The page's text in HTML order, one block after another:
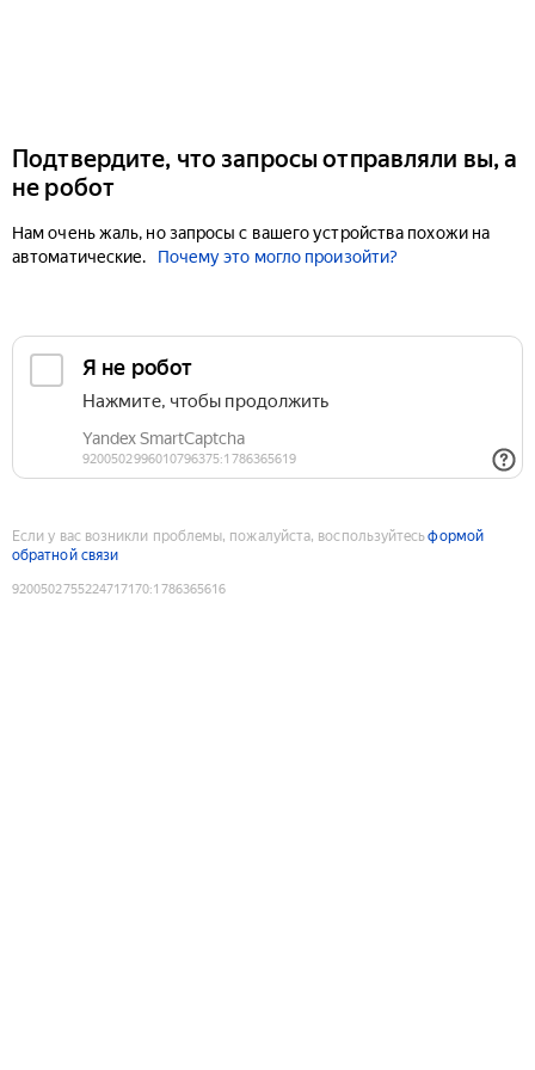
Подтвердите, что запросы отправляли вы, а
не робот
Нам очень жаль, но запросы с вашего устройства похожи на
автоматические.
Почему это могло произойти?
Если у вас возникли проблемы, пожалуйста, воспользуйтесьформой
обратной связи
9200502755224717170:1786365616